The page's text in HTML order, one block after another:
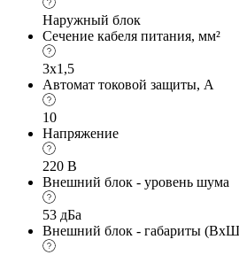
Наружный блок
Сечение кабеля питания, мм²
3x1,5
Автомат токовой защиты, А
10
Напряжение
220 В
Внешний блок - уровень шума
53 дБа
Внешний блок - габариты